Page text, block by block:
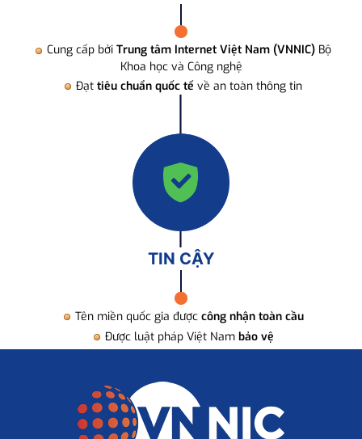
Cung cấp bởi Trung tâm Internet Việt Nam (VNNIC) Bộ
Khoa học và Công nghệ
Đạt tiêu chuẩn quốc tế về an toàn thông tin
TIN CẬY
Tên miền quốc gia được công nhận toàn cầu
Được luật pháp Việt Nam bảo vệ